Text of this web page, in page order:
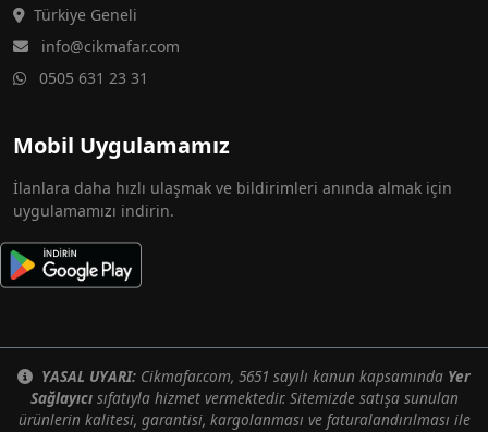
Türkiye Geneli
info@cikmafar.com
0505 631 23 31
Mobil Uygulamamız
İlanlara daha hızlı ulaşmak ve bildirimleri anında almak için
uygulamamızı indirin.
YASAL UYARI: Cikmafar.com, 5651 sayılı kanun kapsamında Yer
Sağlayıcısıfatıyla hizmet vermektedir. Sitemizde satışa sunulan
ürünlerin kalitesi, garantisi, kargolanması ve faturalandırılması ile